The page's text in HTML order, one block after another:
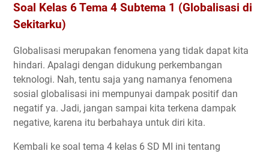
Soal Kelas 6 Tema 4 Subtema 1 (Globalisasi di
Sekitarku)
Globalisasi merupakan fenomena yang tidak dapat kita
hindari. Apalagi dengan didukung perkembangan
teknologi. Nah, tentu saja yang namanya fenomena
sosial globalisasi ini mempunyai dampak positif dan
negatif ya. Jadi, jangan sampai kita terkena dampak
negative, karena itu berbahaya untuk diri kita.
Kembali ke soal tema 4 kelas 6 SD MI ini tentang